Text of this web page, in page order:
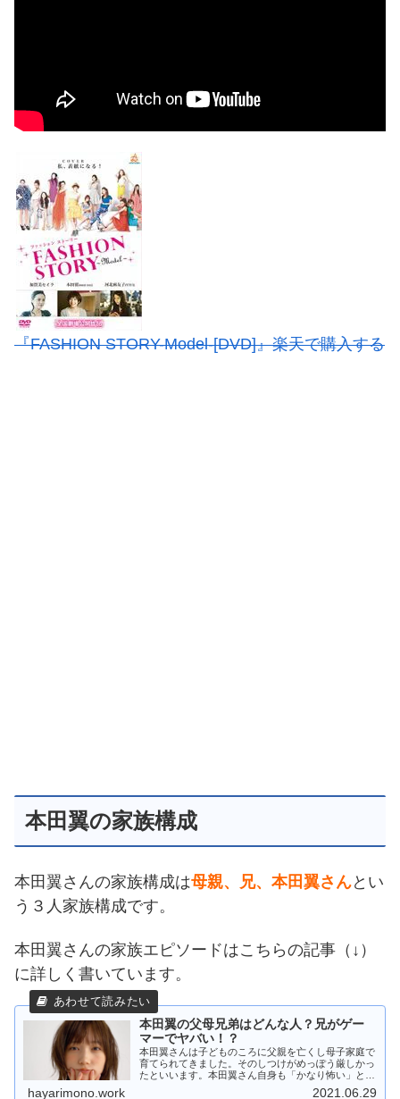
『FASHION STORY-Model-[DVD]』楽天で購入する
本田翼の家族構成
本田翼さんの家族構成は母親、兄、本田翼さんとい
う３人家族構成です。
本田翼さんの家族エピソードはこちらの記事（↓）
に詳しく書いています。
本田翼の父母兄弟はどんな人？兄がゲー
マーでヤバい！？
本田翼さんは子どものころに父親を亡くし母子家庭で
育てられてきました。そのしつけがめっぽう厳しかっ
たといいます。本田翼さん自身も「かなり怖い」とい
っていた母親のしつけとはいったいどんなものだった
hayarimono.work 2021.06.29